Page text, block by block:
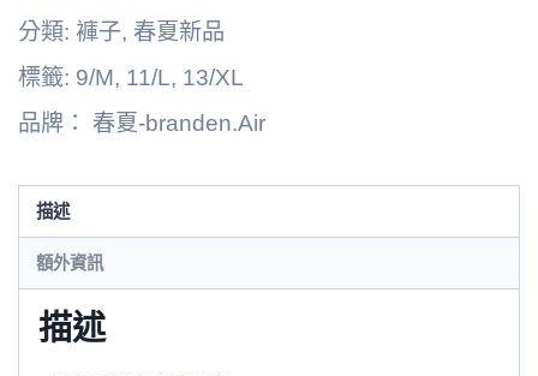
262125-
0903B
數
分類: 褲子, 春夏新品
標籤: 9/M, 11/L, 13/XL
品牌： 春夏-branden.Air
描述
額外資訊
描述